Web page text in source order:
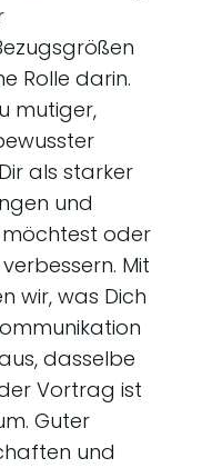
Rolle darin.
mutiger,
als starker
und
möchtest oder
Mit
wir, was Dich
dasselbe
Vortrag ist
Guter
und